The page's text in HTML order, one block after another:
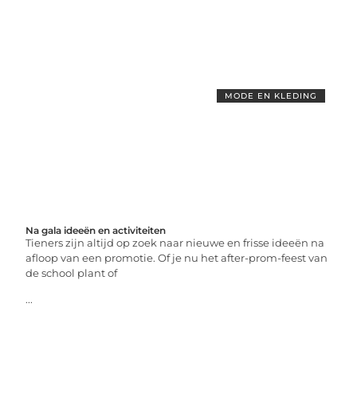
MODE EN KLEDING
Na gala ideeën en activiteiten
Tieners zijn altijd op zoek naar nieuwe en frisse ideeën na
afloop van een promotie. Of je nu het after-prom-feest van
de school plant of
...